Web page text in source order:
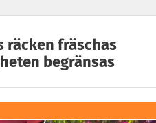
räcken fräschas
begränsas